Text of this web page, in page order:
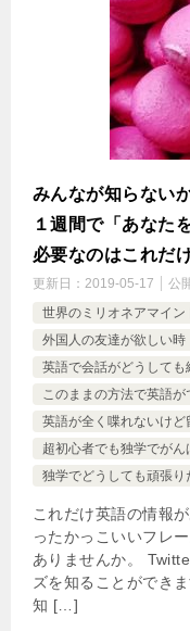
みんなが知らない
１週間で「あなた
必要なのはこれだ
更新日： 2019-05-17 公
世界のミリオネアマイン
外国人の友達が欲しい時
英語で会話がどうして
このままの方法で英語
英語が全く喋れないけど
超初心者でも独学でがん
独学でどうしても頑張り
これだけ英語の情報
ったかっこいいフレ
ありませんか。
ズを知ることができ
知 […]